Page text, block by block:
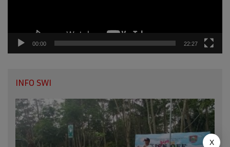
00:00 22:27
INFO SWI
X